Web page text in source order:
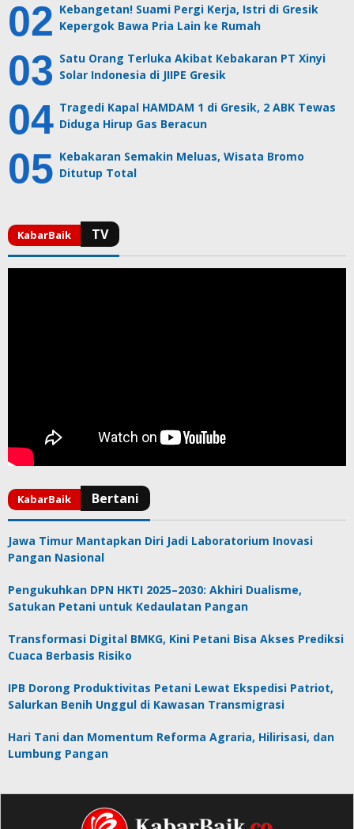
Kebangetan! Suami Pergi Kerja, Istri di Gresik
Kepergok Bawa Pria Lain ke Rumah
Satu Orang Terluka Akibat Kebakaran PT Xinyi
Solar Indonesia di JIIPE Gresik
Tragedi Kapal HAMDAM 1 di Gresik, 2 ABK Tewas
Diduga Hirup Gas Beracun
Kebakaran Semakin Meluas, Wisata Bromo
Ditutup Total
Jawa Timur Mantapkan Diri Jadi Laboratorium Inovasi
Pangan Nasional
Pengukuhkan DPN HKTI 2025–2030: Akhiri Dualisme,
Satukan Petani untuk Kedaulatan Pangan
Transformasi Digital BMKG, Kini Petani Bisa Akses Prediksi
Cuaca Berbasis Risiko
IPB Dorong Produktivitas Petani Lewat Ekspedisi Patriot,
Salurkan Benih Unggul di Kawasan Transmigrasi
Hari Tani dan Momentum Reforma Agraria, Hilirisasi, dan
Lumbung Pangan